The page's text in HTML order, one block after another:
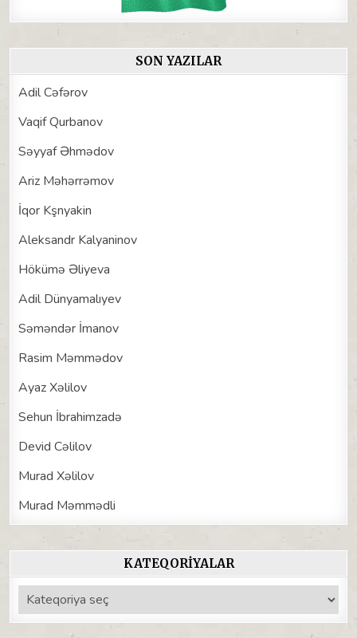
SON YAZILAR
Adil Cəfərov
Vaqif Qurbanov
Səyyaf Əhmədov
Ariz Məhərrəmov
İqor Kşnyakin
Aleksandr Kalyaninov
Hökümə Əliyeva
Adil Dünyamalıyev
Səməndər İmanov
Rasim Məmmədov
Ayaz Xəlilov
Sehun İbrahimzadə
Devid Cəlilov
Murad Xəlilov
Murad Məmmədli
KATEQORIYALAR
Kateqoriyalar